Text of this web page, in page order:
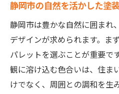
静岡市の自然を活かした塗
静岡市は豊かな自然に囲まれ
デザインが求められます。ま
パレットを選ぶことが重要で
観に溶け込む色合いは、住ま
けでなく、周囲との調和を生